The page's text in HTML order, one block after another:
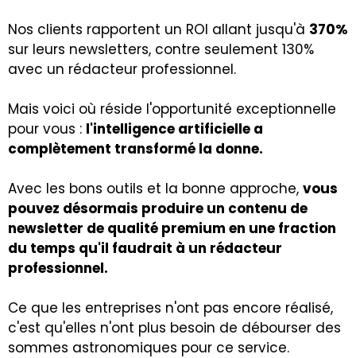
Nos clients rapportent un ROI allant jusqu'à 370%
sur leurs newsletters, contre seulement 130%
avec un rédacteur professionnel.
Mais voici où réside l'opportunité exceptionnelle
pour vous : l'intelligence artificielle a
complètement transformé la donne.
Avec les bons outils et la bonne approche, vous
pouvez désormais produire un contenu de
newsletter de qualité premium en une fraction
du temps qu'il faudrait à un rédacteur
professionnel.
Ce que les entreprises n'ont pas encore réalisé,
c'est qu'elles n'ont plus besoin de débourser des
sommes astronomiques pour ce service.